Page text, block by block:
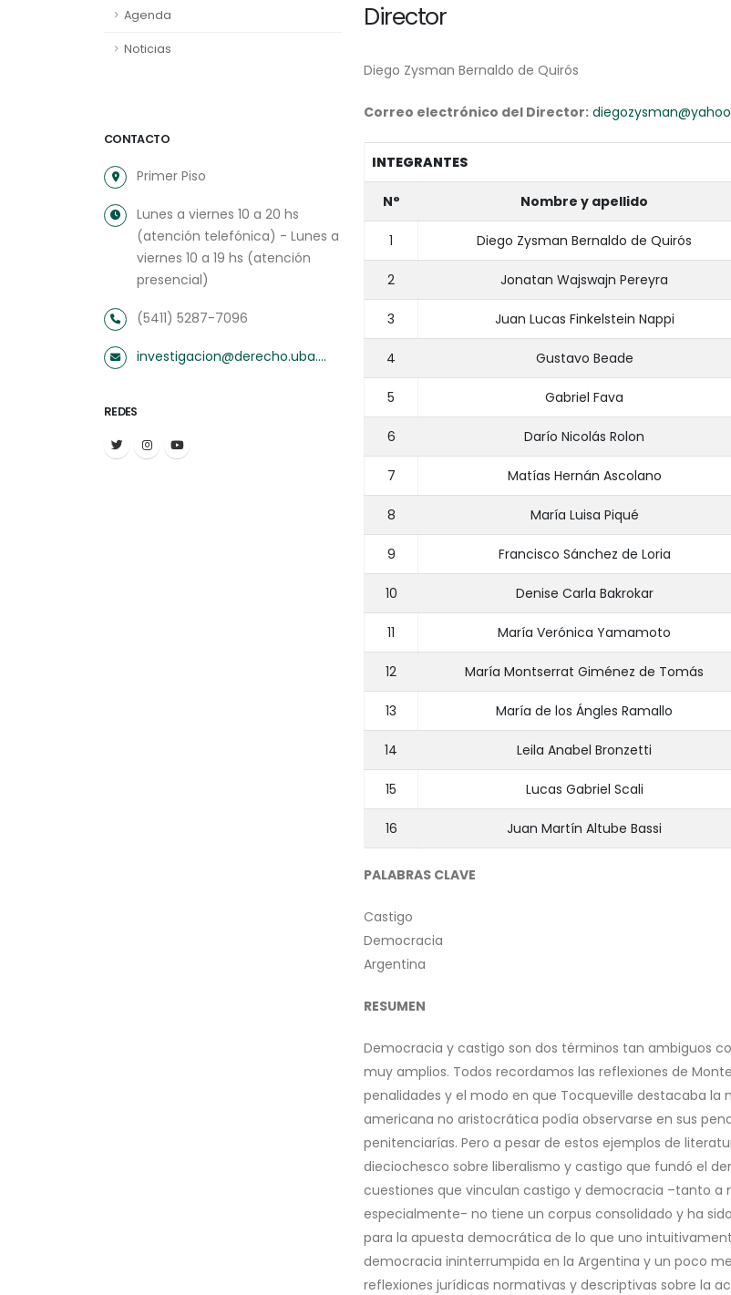
Agenda
Noticias
CONTACTO
Primer Piso
Lunes a viernes 10 a 20 hs
(atención telefónica) - Lunes a
viernes 10 a 19 hs (atención
presencial)
(5411) 5287-7096
investigacion@derecho.uba.ar
REDES
Director
Diego Zysman Bernaldo de Quirós
Correo electrónico del Director:
INTEGRANTES
N° Nombre y apellido
1 Diego Zysman Bernaldo de Quirós
2 Jonatan Wajswajn Pereyra
3 Juan Lucas Finkelstein Nappi
4 Gustavo Beade
5 Gabriel Fava
6 Darío Nicolás Rolon
7 Matías Hernán Ascolano
8 María Luisa Piqué
9 Francisco Sánchez de Loria
10 Denise Carla Bakrokar
11 María Verónica Yamamoto
12 María Montserrat Giménez de Tomás
13 María de los Ángles Ramallo
14 Leila Anabel Bronzetti
15 Lucas Gabriel Scali
16 Juan Martín Altube Bassi
PALABRAS CLAVE
Castigo
Democracia
Argentina
RESUMEN
Democracia y castigo son dos términos tan ambiguos
muy amplios. Todos recordamos las reflexiones de
penalidades y el modo en que Tocqueville destacaba
americana no aristocrática podía observarse en sus
penitenciarías. Pero a pesar de estos ejemplos de
dieciochesco sobre liberalismo y castigo que fundó el
cuestiones que vinculan castigo y democracia –tanto
especialmente- no tiene un corpus consolidado y ha
para la apuesta democrática de lo que uno
democracia ininterrumpida en la Argentina y un poco
reflexiones jurídicas normativas y descriptivas sobre la